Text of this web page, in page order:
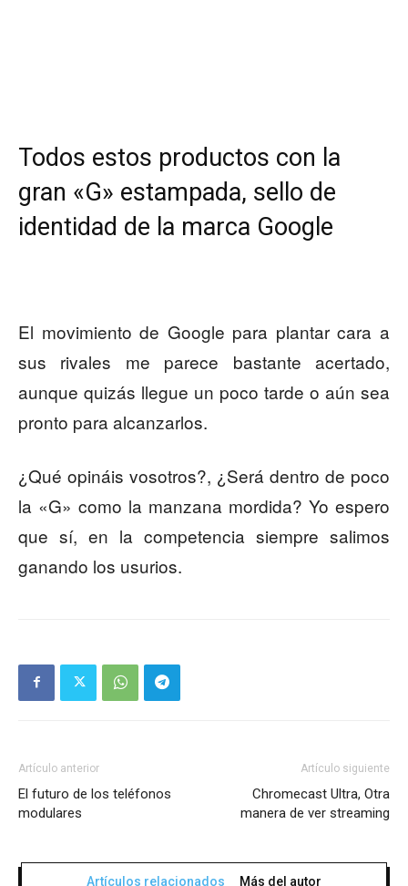
Todos estos productos con la
gran «G» estampada, sello de
identidad de la marca Google
El movimiento de Google para plantar cara a
sus rivales me parece bastante acertado,
aunque quizás llegue un poco tarde o aún sea
pronto para alcanzarlos.
¿Qué opináis vosotros?, ¿Será dentro de poco
la «G» como la manzana mordida? Yo espero
que sí, en la competencia siempre salimos
ganando los usurios.
Artículo anterior
El futuro de los teléfonos
modulares
Artículo siguiente
Chromecast Ultra, Otra
manera de ver streaming
Artículos relacionados Más del autor